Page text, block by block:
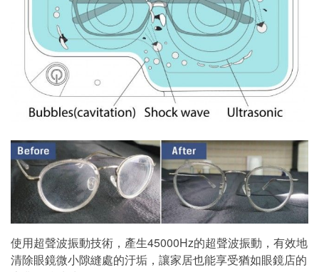
使用超聲波振動技術，產生45000Hz的超聲波振動，有效地
清除眼鏡微小隙縫處的汙垢，讓家居也能享受猶如眼鏡店的